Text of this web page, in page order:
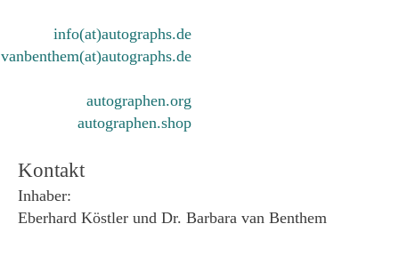
info(at)autographs.de
vanbenthem(at)autographs.de
autographen.org
autographen.shop
Kontakt
Inhaber:
Eberhard Köstler und Dr. Barbara van Benthem